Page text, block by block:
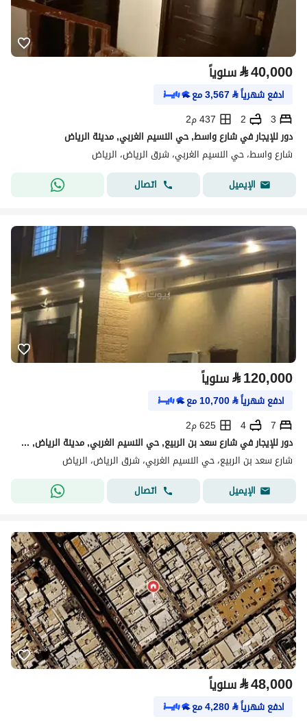
⃁40,000 سنوياً
ادفع شهرياً⃁
3,567مع
3
2
437 م2
دور للإيجار في شارع واسط, حي النسيم الغربي, مدينة الرياض
شارع واسط، حي النسيم الغربي، شرق الرياض، الرياض
الإيميل
اتصال
⃁120,000 سنوياً
ادفع شهرياً⃁
10,700مع
7
4
625 م2
دور للإيجار في شارع سعد بن الربيع, حي النسيم الغربي, مدينة الرياض, منطقة الرياض
شارع سعد بن الربيع، حي النسيم الغربي، شرق الرياض، الرياض
الإيميل
اتصال
⃁48,000 سنوياً
ادفع شهرياً⃁
4,280مع